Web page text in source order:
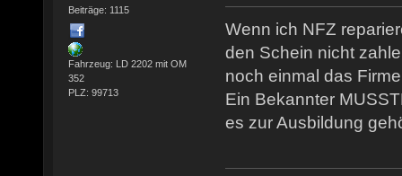
Beiträge: 1115
Fahrzeug: LD 2202 mit OM
352
PLZ: 99713
Wenn ich NFZ
den Schein nicht
noch einmal das
Ein Bekannter
es zur Ausbildung